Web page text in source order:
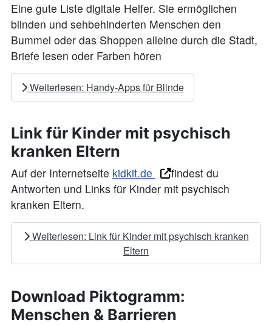
Eine gute Liste digitale Helfer. Sie ermöglichen
blinden und sehbehinderten Menschen den
Bummel oder das Shoppen alleine durch die Stadt,
Briefe lesen oder Farben hören
Weiterlesen: Handy-Apps für Blinde
Link für Kinder mit psychisch
kranken Eltern
Auf der Internetseite kidkit.de
findest du
Antworten und Links für Kinder mit psychisch
kranken Eltern.
Weiterlesen: Link für Kinder mit psychisch kranken
Eltern
Download Piktogramm:
Menschen & Barrieren